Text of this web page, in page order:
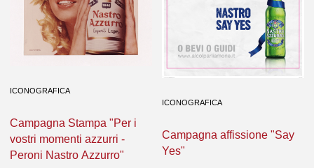
ICONOGRAFICA
Campagna Stampa "Per i
vostri momenti azzurri -
Peroni Nastro Azzurro"
ICONOGRAFICA
Campagna affissione "Say
Yes"